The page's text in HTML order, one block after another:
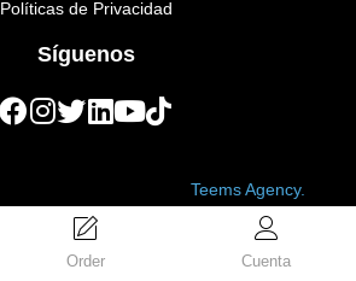
Order Cuenta
Políticas de Privacidad
Síguenos
Teems Agency.